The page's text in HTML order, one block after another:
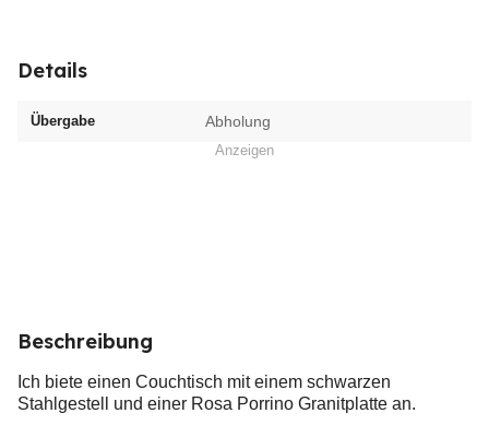
Details
Übergabe Abholung
Anzeigen
Beschreibung
Ich biete einen Couchtisch mit einem schwarzen
Stahlgestell und einer Rosa Porrino Granitplatte an.